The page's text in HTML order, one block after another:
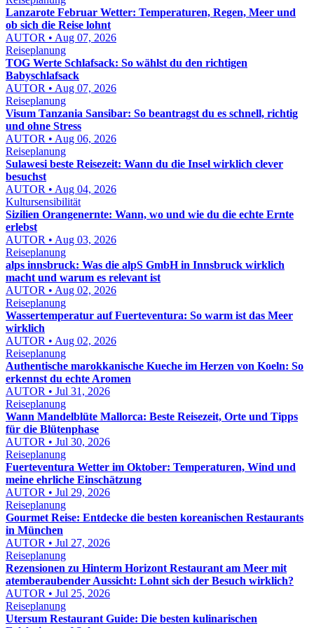
Lanzarote Februar Wetter: Temperaturen, Regen, Meer und
ob sich die Reise lohnt
AUTOR • Aug 07, 2026
Reiseplanung
TOG Werte Schlafsack: So wählst du den richtigen
Babyschlafsack
AUTOR • Aug 07, 2026
Reiseplanung
Visum Tanzania Sansibar: So beantragst du es schnell, richtig
und ohne Stress
AUTOR • Aug 06, 2026
Reiseplanung
Sulawesi beste Reisezeit: Wann du die Insel wirklich clever
besuchst
AUTOR • Aug 04, 2026
Kultursensibilität
Sizilien Orangenernte: Wann, wo und wie du die echte Ernte
erlebst
AUTOR • Aug 03, 2026
Reiseplanung
alps innsbruck: Was die alpS GmbH in Innsbruck wirklich
macht und warum es relevant ist
AUTOR • Aug 02, 2026
Reiseplanung
Wassertemperatur auf Fuerteventura: So warm ist das Meer
wirklich
AUTOR • Aug 02, 2026
Reiseplanung
Authentische marokkanische Kueche im Herzen von Koeln: So
erkennst du echte Aromen
AUTOR • Jul 31, 2026
Reiseplanung
Wann Mandelblüte Mallorca: Beste Reisezeit, Orte und Tipps
für die Blütenphase
AUTOR • Jul 30, 2026
Reiseplanung
Fuerteventura Wetter im Oktober: Temperaturen, Wind und
meine ehrliche Einschätzung
AUTOR • Jul 29, 2026
Reiseplanung
Gourmet Reise: Entdecke die besten koreanischen Restaurants
in München
AUTOR • Jul 27, 2026
Reiseplanung
Rezensionen zu Hinterm Horizont Restaurant am Meer mit
atemberaubender Aussicht: Lohnt sich der Besuch wirklich?
AUTOR • Jul 25, 2026
Reiseplanung
Utersum Restaurant Guide: Die besten kulinarischen